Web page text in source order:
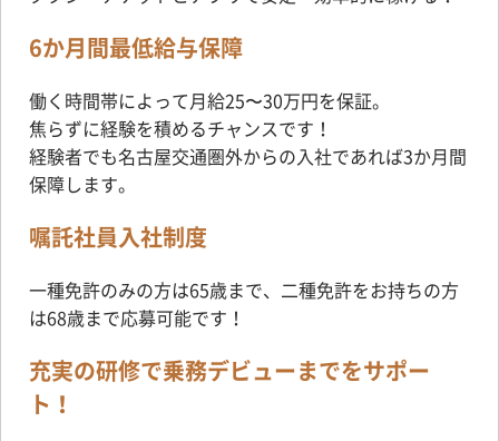
6か月間最低給与保障
働く時間帯によって月給25〜30万円を保証。
焦らずに経験を積めるチャンスです！
経験者でも名古屋交通圏外からの入社であれば3か月間
保障します。
嘱託社員入社制度
一種免許のみの方は65歳まで、二種免許をお持ちの方
は68歳まで応募可能です！
充実の研修で乗務デビューまでをサポー
ト！